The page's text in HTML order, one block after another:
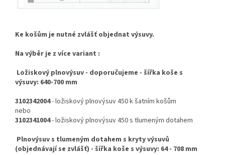
Ke košům je nutné zvlášť objednat výsuvy.
Na výběr je z více variant :
Ložiskový plnovýsuv - doporučujeme - šířka koše s
výsuvy: 640-700 mm
3102342004- ložiskový plnovýsuv 450 k šatním košům
nebo
3102341004- ložiskový plnovýsuv 450 s tlumeným dotahem
Plnovýsuv s tlumeným dotahem s kryty výsuvů
(objednávají se zvlášť) - šířka koše s výsuvy: 64 - 708 mm